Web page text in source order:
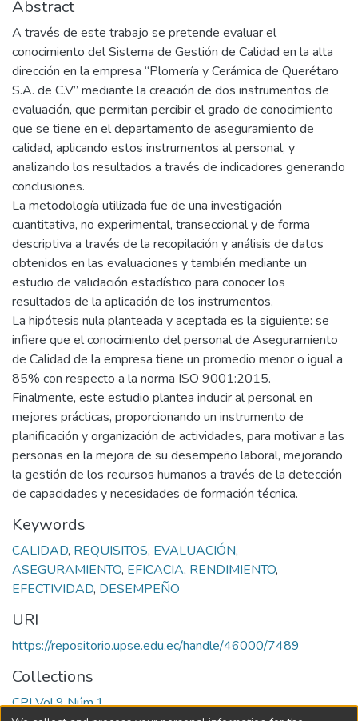
Abstract
A través de este trabajo se pretende evaluar el
conocimiento del Sistema de Gestión de Calidad en la alta
dirección en la empresa “Plomería y Cerámica de Querétaro
S.A. de C.V” mediante la creación de dos instrumentos de
evaluación, que permitan percibir el grado de conocimiento
que se tiene en el departamento de aseguramiento de
calidad, aplicando estos instrumentos al personal, y
analizando los resultados a través de indicadores generando
conclusiones.
La metodología utilizada fue de una investigación
cuantitativa, no experimental, transeccional y de forma
descriptiva a través de la recopilación y análisis de datos
obtenidos en las evaluaciones y también mediante un
estudio de validación estadístico para conocer los
resultados de la aplicación de los instrumentos.
La hipótesis nula planteada y aceptada es la siguiente: se
infiere que el conocimiento del personal de Aseguramiento
de Calidad de la empresa tiene un promedio menor o igual a
85% con respecto a la norma ISO 9001:2015.
Finalmente, este estudio plantea inducir al personal en
mejores prácticas, proporcionando un instrumento de
planificación y organización de actividades, para motivar a las
personas en la mejora de su desempeño laboral, mejorando
la gestión de los recursos humanos a través de la detección
de capacidades y necesidades de formación técnica.
Keywords
CALIDAD, REQUISITOS, EVALUACIÓN,
ASEGURAMIENTO, EFICACIA, RENDIMIENTO,
EFECTIVIDAD, DESEMPEÑO
URI
https://repositorio.upse.edu.ec/handle/46000/7489
Collections
CPI Vol.9 Núm.1